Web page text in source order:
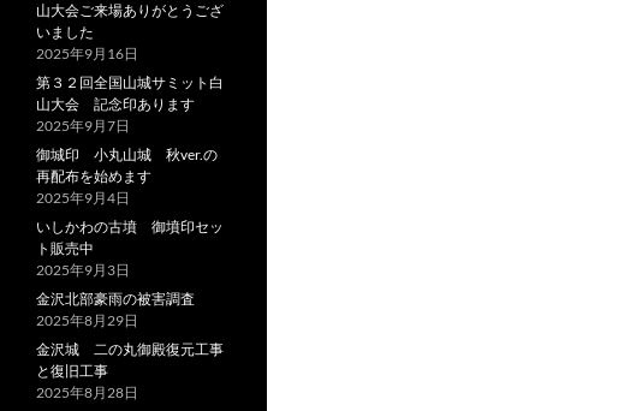
山大会ご来場ありがとうござ
いました
2025年9月16日
第３２回全国山城サミット白
山大会 記念印あります
2025年9月7日
御城印 小丸山城 秋ver.の
再配布を始めます
2025年9月4日
いしかわの古墳 御墳印セッ
ト販売中
2025年9月3日
金沢北部豪雨の被害調査
2025年8月29日
金沢城 二の丸御殿復元工事
と復旧工事
2025年8月28日